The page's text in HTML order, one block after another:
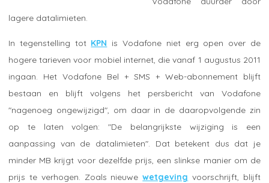
lagere datalimieten.
In tegenstelling tot KPN is Vodafone niet erg open over de
hogere tarieven voor mobiel internet, die vanaf 1 augustus 2011
ingaan. Het Vodafone Bel + SMS + Web-abonnement blijft
bestaan en blijft volgens het persbericht van Vodafone
"nagenoeg ongewijzigd", om daar in de daaropvolgende zin
op te laten volgen: "De belangrijkste wijziging is een
aanpassing van de datalimieten". Dat betekent dus dat je
minder MB krijgt voor dezelfde prijs, een slinkse manier om de
prijs te verhogen. Zoals nieuwewetgeving voorschrijft, blijft